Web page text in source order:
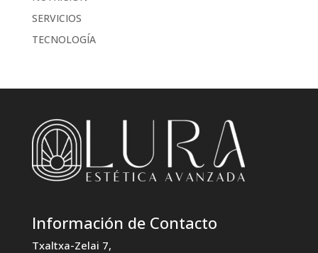
SERVICIOS
TECNOLOGÍA
Información de Contacto
Txaltxa-Zelai 7,